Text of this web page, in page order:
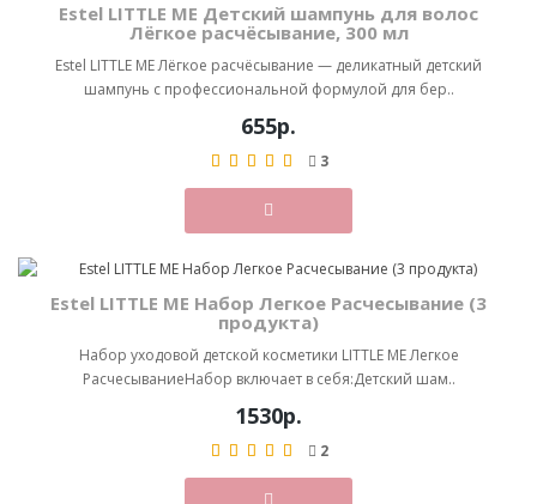
Estel LITTLE ME Детский шампунь для волос
Лёгкое расчёсывание, 300 мл
Estel LITTLE ME Лёгкое расчёсывание — деликатный детский
шампунь с профессиональной формулой для бер..
655р.
3
Estel LITTLE ME Набор Легкое Расчесывание (3
продукта)
Набор уходовой детской косметики LITTLE ME Легкое
РасчесываниеНабор включает в себя:Детский шам..
1530р.
2